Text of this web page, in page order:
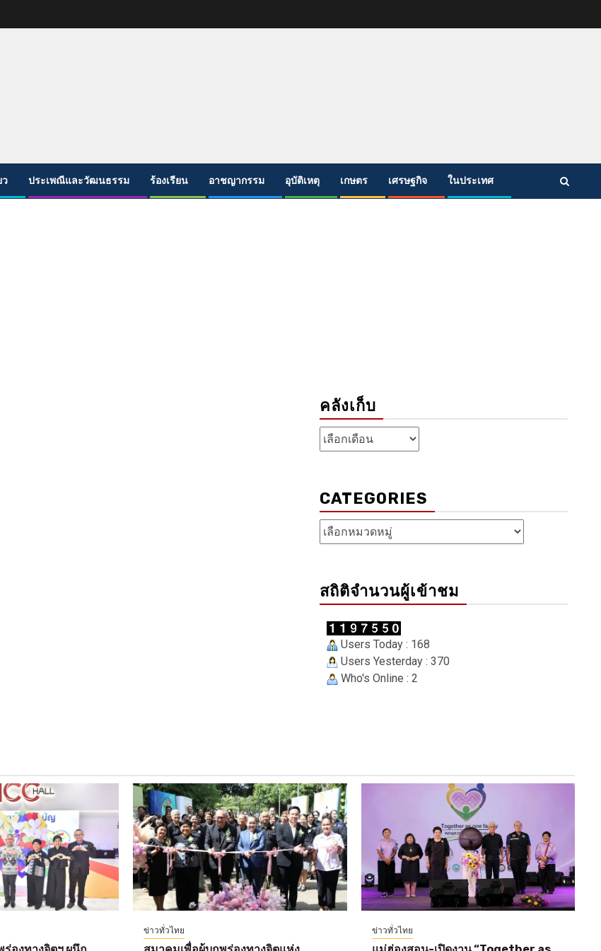
ว ประเพณีและวัฒนธรรม ร้องเรียน อาชญากรรม อุบัติเหตุ เกษตร เศรษฐกิจ ในประเทศ
คลังเก็บ
คลัง
เก็บ
CATEGORIES
Categories
สถิติจำนวนผู้เข้าชม
Users Today : 168
Users Yesterday : 370
Who's Online : 2
ข่าวทั่วไทย ข่าวทั่วไทย